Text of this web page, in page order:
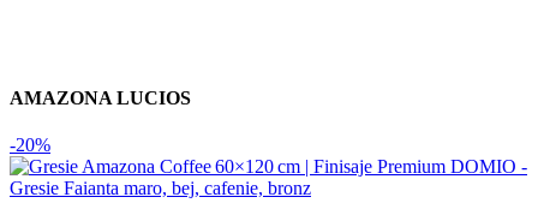
AMAZONA LUCIOS
-20%